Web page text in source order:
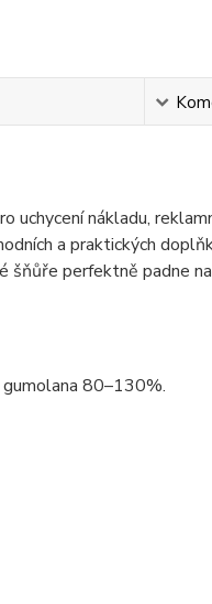
uchycení nákladu,
a praktických
perfektně padne
80–130%.